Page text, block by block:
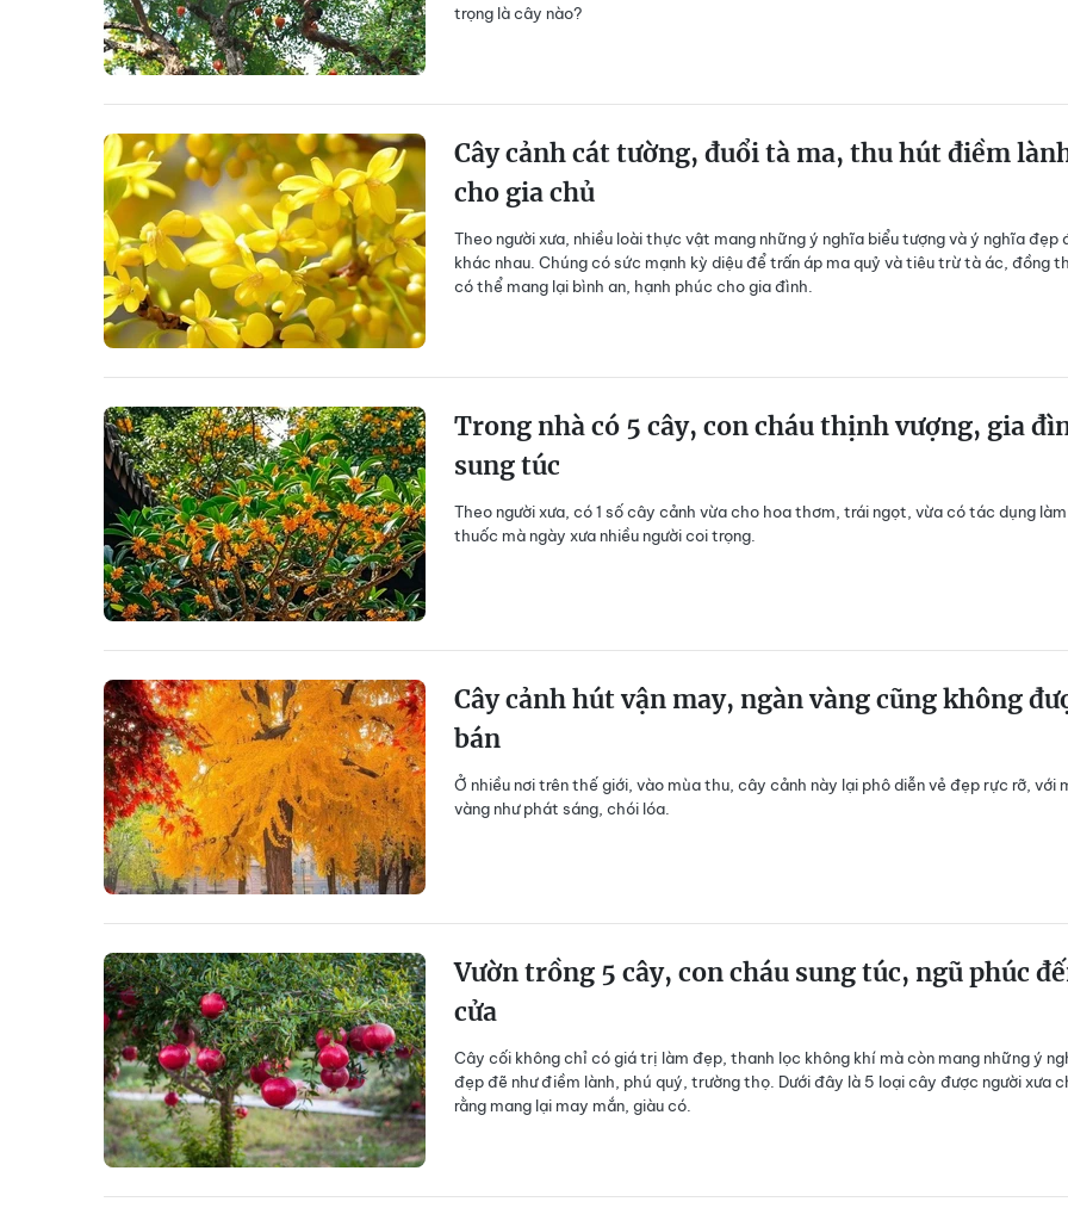
trọng là cây nào?
Cây cảnh cát tường, đuổi tà ma, thu hút điềm
cho gia chủ
Theo người xưa, nhiều loài thực vật mang những ý nghĩa biểu tượng và ý nghĩa đẹp
khác nhau. Chúng có sức mạnh kỳ diệu để trấn áp ma quỷ và tiêu trừ tà ác, đồng
có thể mang lại bình an, hạnh phúc cho gia đình.
Trong nhà có 5 cây, con cháu thịnh vượng, gia
sung túc
Theo người xưa, có 1 số cây cảnh vừa cho hoa thơm, trái ngọt, vừa có tác dụng làm
thuốc mà ngày xưa nhiều người coi trọng.
Cây cảnh hút vận may, ngàn vàng cũng không
bán
Ở nhiều nơi trên thế giới, vào mùa thu, cây cảnh này lại phô diễn vẻ đẹp rực rỡ, với
vàng như phát sáng, chói lóa.
Vườn trồng 5 cây, con cháu sung túc, ngũ phúc
cửa
Cây cối không chỉ có giá trị làm đẹp, thanh lọc không khí mà còn mang những ý
đẹp đẽ như điềm lành, phú quý, trường thọ. Dưới đây là 5 loại cây được người xưa
rằng mang lại may mắn, giàu có.